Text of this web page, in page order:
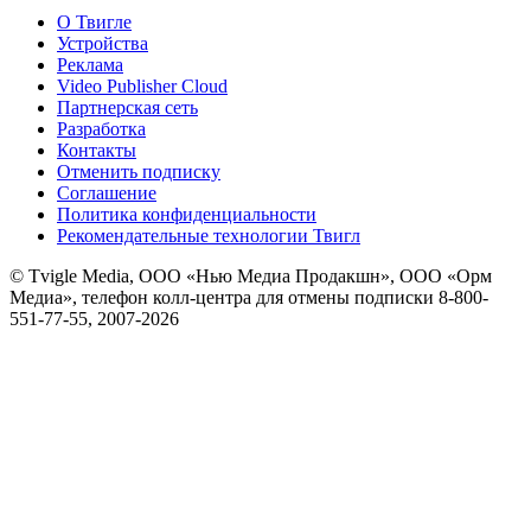
О Твигле
Устройства
Реклама
Video Publisher Cloud
Партнерская сеть
Разработка
Контакты
Отменить подписку
Соглашение
Политика конфиденциальности
Рекомендательные технологии Твигл
© Tvigle Media, ООО «Нью Медиа Продакшн», ООО «Орм
Медиа», телефон колл-центра для отмены подписки 8-800-
551-77-55, 2007-2026